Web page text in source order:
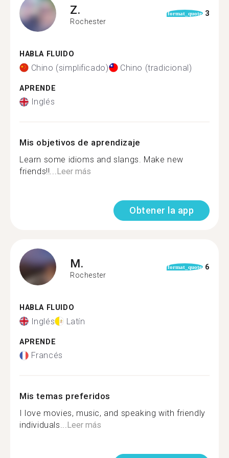
Z.
Rochester
format_quote 3
HABLA FLUIDO
Chino (simplificado) Chino (tradicional)
APRENDE
Inglés
Mis objetivos de aprendizaje
Learn some idioms and slangs. Make new
friends!!...Leer más
Obtener la app
M.
Rochester
format_quote 6
HABLA FLUIDO
Inglés Latín
APRENDE
Francés
Mis temas preferidos
I love movies, music, and speaking with friendly
individuals...Leer más